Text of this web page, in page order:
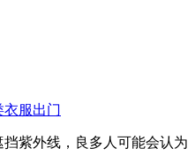
服出门
紫外线，良多人可能会认为